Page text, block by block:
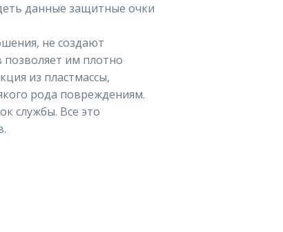
данные защитные очки
не создают
позволяет им плотно
из пластмассы,
рода повреждениям.
службы. Все это